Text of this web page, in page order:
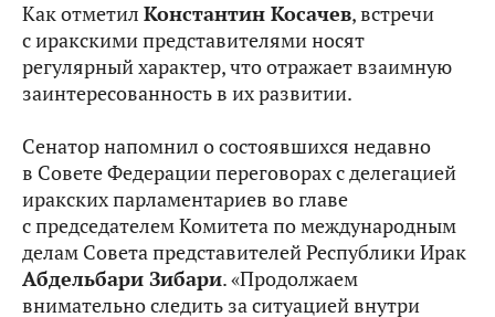
Как отметил Константин Косачев, встречи
с иракскими представителями носят
регулярный характер, что отражает взаимную
заинтересованность в их развитии.
Сенатор напомнил о состоявшихся недавно
в Совете Федерации переговорах с делегацией
иракских парламентариев во главе
с председателем Комитета по международным
делам Совета представителей Республики Ирак
Абдельбари Зибари. «Продолжаем
внимательно следить за ситуацией внутри